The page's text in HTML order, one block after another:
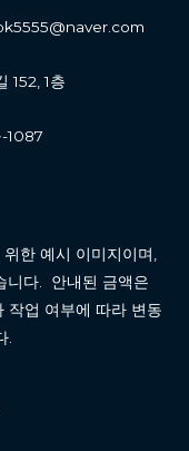
152, 1층
1087
한 예시 이미지이며,
니다. 안내된 금액은
작업 여부에 따라 변동
.